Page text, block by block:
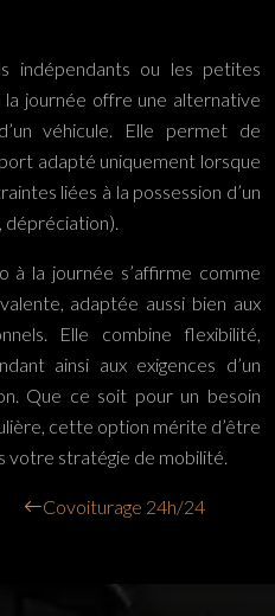
indépendants ou les petites
journée offre une alternative
véhicule. Elle permet de
adapté uniquement lorsque
liées à la possession d’un
dépréciation).
à la journée s’affirme comme
adaptée aussi bien aux
Elle combine flexibilité,
ainsi aux exigences d’un
Que ce soit pour un besoin
cette option mérite d’être
votre stratégie de mobilité.
Covoiturage 24h/24